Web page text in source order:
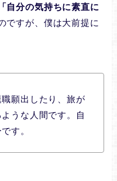
「自分の気持ちに素直に
ですが、僕は大前提に
願出したり、旅が
うな人間です。自
す。